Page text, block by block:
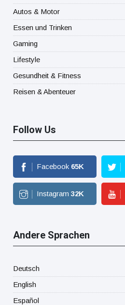
Autos & Motor
Essen und Trinken
Gaming
Lifestyle
Gesundheit & Fitness
Reisen & Abenteuer
Follow Us
Facebook 65K
Instagram 32K
Andere Sprachen
Deutsch
English
Español